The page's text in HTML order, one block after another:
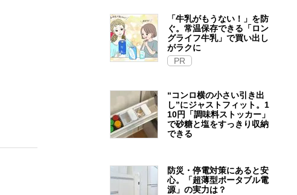
「牛乳がもうない！」を防
ぐ。常温保存できる「ロン
グライフ牛乳」で買い出し
がラクに
PR
“コンロ横の小さい引き出
し”にジャストフィット。1
10円「調味料ストッカー」
で砂糖と塩をすっきり収納
できる
防災・停電対策にあると安
心。「超薄型ポータブル電
源」の実力は？​